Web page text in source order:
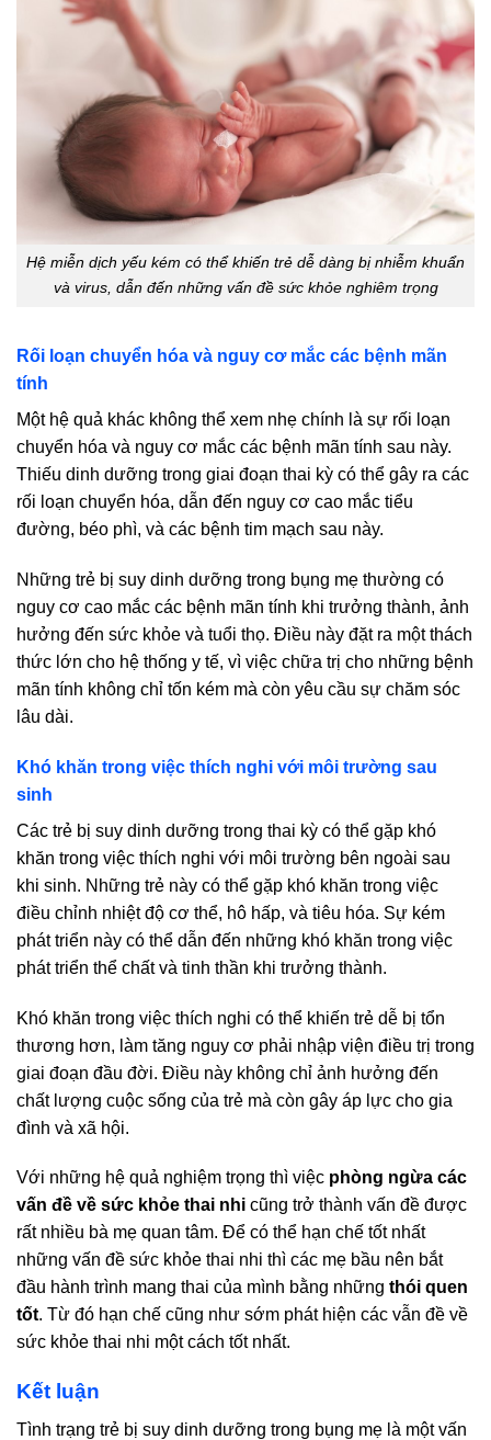
Hệ miễn dịch yếu kém có thể khiến trẻ dễ dàng bị nhiễm khuẩn
và virus, dẫn đến những vấn đề sức khỏe nghiêm trọng
Rối loạn chuyển hóa và nguy cơ mắc các bệnh mãn
tính
Một hệ quả khác không thể xem nhẹ chính là sự rối loạn
chuyển hóa và nguy cơ mắc các bệnh mãn tính sau này.
Thiếu dinh dưỡng trong giai đoạn thai kỳ có thể gây ra các
rối loạn chuyển hóa, dẫn đến nguy cơ cao mắc tiểu
đường, béo phì, và các bệnh tim mạch sau này.
Những trẻ bị suy dinh dưỡng trong bụng mẹ thường có
nguy cơ cao mắc các bệnh mãn tính khi trưởng thành, ảnh
hưởng đến sức khỏe và tuổi thọ. Điều này đặt ra một thách
thức lớn cho hệ thống y tế, vì việc chữa trị cho những bệnh
mãn tính không chỉ tốn kém mà còn yêu cầu sự chăm sóc
lâu dài.
Khó khăn trong việc thích nghi với môi trường sau
sinh
Các trẻ bị suy dinh dưỡng trong thai kỳ có thể gặp khó
khăn trong việc thích nghi với môi trường bên ngoài sau
khi sinh. Những trẻ này có thể gặp khó khăn trong việc
điều chỉnh nhiệt độ cơ thể, hô hấp, và tiêu hóa. Sự kém
phát triển này có thể dẫn đến những khó khăn trong việc
phát triển thể chất và tinh thần khi trưởng thành.
Khó khăn trong việc thích nghi có thể khiến trẻ dễ bị tổn
thương hơn, làm tăng nguy cơ phải nhập viện điều trị trong
giai đoạn đầu đời. Điều này không chỉ ảnh hưởng đến
chất lượng cuộc sống của trẻ mà còn gây áp lực cho gia
đình và xã hội.
Với những hệ quả nghiệm trọng thì việc phòng ngừa các
vấn đề về sức khỏe thai nhi cũng trở thành vấn đề được
rất nhiều bà mẹ quan tâm. Để có thể hạn chế tốt nhất
những vấn đề sức khỏe thai nhi thì các mẹ bầu nên bắt
đầu hành trình mang thai của mình bằng những thói quen
tốt. Từ đó hạn chế cũng như sớm phát hiện các vẫn đề về
sức khỏe thai nhi một cách tốt nhất.
Kết luận
Tình trạng trẻ bị suy dinh dưỡng trong bụng mẹ là một vấn